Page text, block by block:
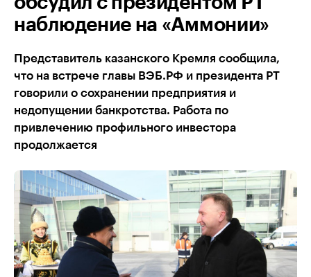
наблюдение на «Аммонии»
Представитель казанского Кремля сообщила,
что на встрече главы ВЭБ.РФ и президента РТ
говорили о сохранении предприятия и
недопущении банкротства. Работа по
привлечению профильного инвестора
продолжается